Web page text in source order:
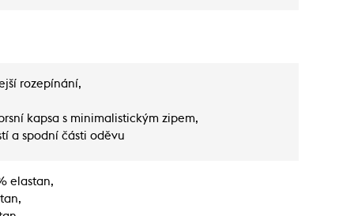
rozepínání,
kapsa s minimalistickým zipem,
a spodní části oděvu
elastan,